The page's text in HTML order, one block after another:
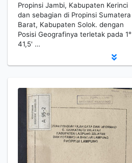
Propinsi Jambi, Kabupaten Kerinci
dan sebagian di Propinsi Sumatera
Barat, Kabupaten Solok. dengan
Posisi Geografinya terletak pada 1°
41,5' …